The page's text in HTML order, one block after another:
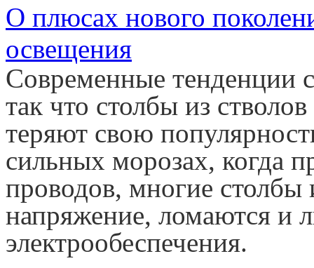
О плюсах нового
освещения
Современные тенденции
так что столбы из
теряют свою
сильных морозах, когда
проводов, многие
напряжение, ломаются и
электрообеспечения.